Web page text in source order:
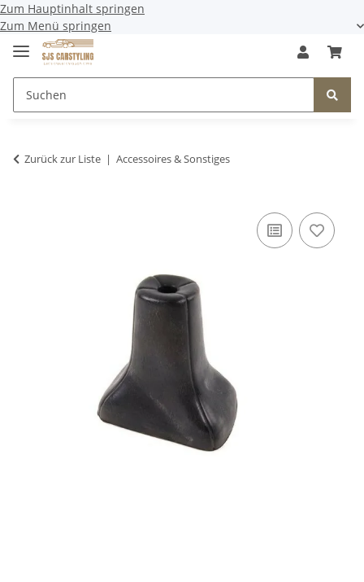
Zum Hauptinhalt springen
Zum Menü springen
Zurück zur Liste Accessoires & Sonstiges